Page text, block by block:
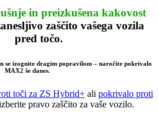
in preizkušena kakovost
zaščito vašega vozila
pred točo.
se izognite dragim popravilom – naročite pokrivalo
MAX2 še danes.
toči za ZS Hybrid+ali pokrivalo proti
pravo zaščito za vaše vozilo.